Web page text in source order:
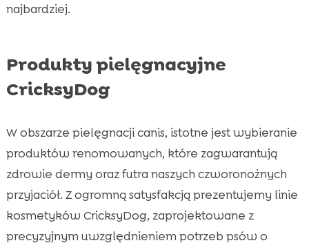
najbardziej.
Produkty pielęgnacyjne
CricksyDog
W obszarze pielęgnacji canis, istotne jest wybieranie
produktów renomowanych, które zagwarantują
zdrowie dermy oraz futra naszych czworonożnych
przyjaciół. Z ogromną satysfakcją prezentujemy linie
kosmetyków CricksyDog, zaprojektowane z
precyzyjnym uwzględnieniem potrzeb psów o